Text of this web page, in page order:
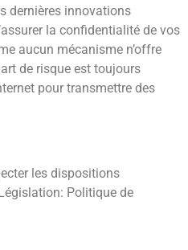
dernières innovations
la confidentialité de vos
aucun mécanisme n’offre
de risque est toujours
pour transmettre des
les dispositions
Politique de